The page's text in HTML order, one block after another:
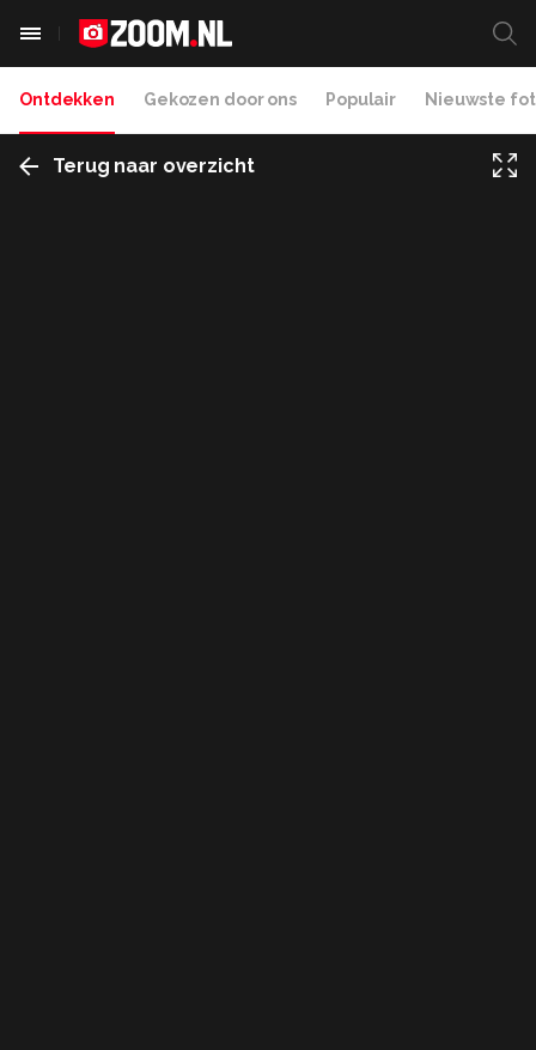
Ontdekken Gekozen door ons Populair Nieuwste
Terug naar overzicht